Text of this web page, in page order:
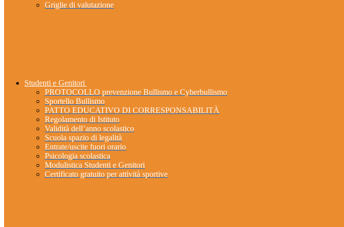
Griglie di valutazione
Studenti e Genitori
PROTOCOLLO prevenzione Bullismo e Cyberbullismo
Sportello Bullismo
PATTO EDUCATIVO DI CORRESPONSABILITÀ
Regolamento di Istituto
Validità dell’anno scolastico
Scuola spazio di legalità
Entrate/uscite fuori orario
Psicologia scolastica
Modulistica Studenti e Genitori
Certificato gratuito per attività sportive